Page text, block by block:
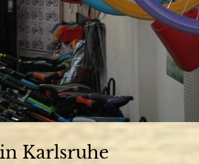
Karlsruhe